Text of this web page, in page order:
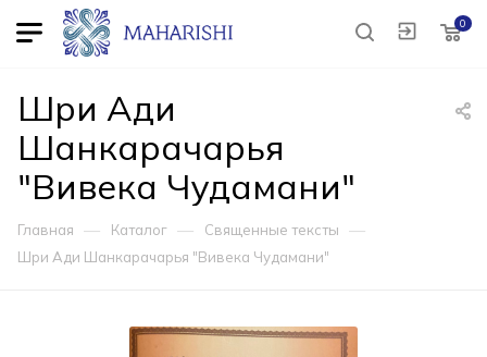
0
Шри Ади
Шанкарачарья
"Вивека Чудамани"
Главная — Каталог — Священные тексты —
Шри Ади Шанкарачарья "Вивека Чудамани"